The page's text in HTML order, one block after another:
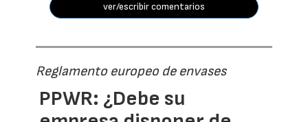
ver/escribir comentarios
Reglamento europeo de envases
PPWR: ¿Debe su